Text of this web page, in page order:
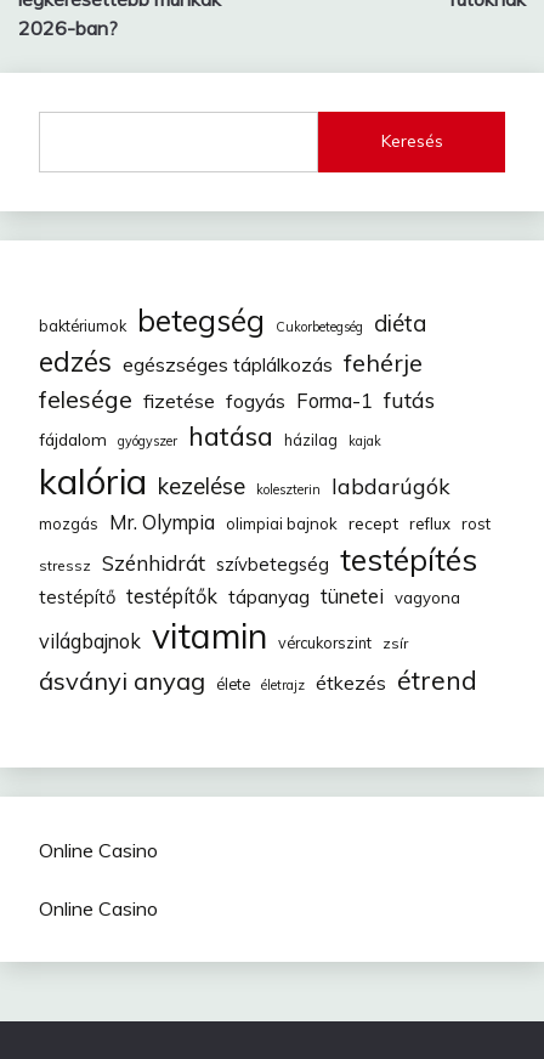
2026-ban?
Keresés
baktériumok betegség Cukorbetegség diéta
edzés egészséges táplálkozás fehérje
felesége fizetése fogyás Forma-1 futás
fájdalom gyógyszer hatása házilag kajak
kalória kezelése koleszterin labdarúgók
mozgás Mr. Olympia olimpiai bajnok recept reflux rost
stressz Szénhidrát szívbetegség testépítés
testépítő testépítők tápanyag tünetei vagyona
világbajnok vitamin vércukorszint zsír
ásványi anyag élete életrajz étkezés étrend
Online Casino
Online Casino